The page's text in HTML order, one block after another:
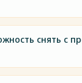
после
снять с